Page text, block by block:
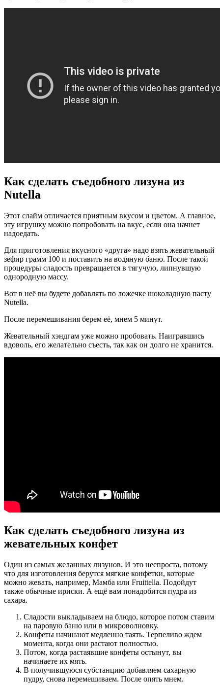
Как сделать съедобного лизуна из
Nutella
Этот слайм отличается приятным вкусом и цветом. А главное,
эту игрушку можно попробовать на вкус, если она начнет
надоедать.
Для приготовления вкусного «друга» надо взять жевательный
зефир грамм 100 и поставить на водяную баню. После такой
процедуры сладость превращается в тягучую, липнувшую
однородную массу.
Вот в неё вы будете добавлять по ложечке шоколадную пасту
Nutella.
После перемешивания берем её, мнем 5 минут.
Жевательный хэндгам уже можно пробовать. Наигравшись
вдоволь, его желательно съесть, так как он долго не хранится.
Как сделать съедобного лизуна из
жевательных конфет
Один из самых желанных лизунов. И это неспроста, потому
что для изготовления берутся мягкие конфетки, которые
можно жевать, например, Мамба или Fruittella. Подойдут
также обычные ириски. А ещё вам понадобится пудра из
сахара.
Сладости выкладываем на блюдо, которое потом ставим
на паровую баню или в микроволновку.
Конфеты начинают медленно таять. Терпеливо ждем
момента, когда они растают полностью.
Потом, когда растаявшие конфеты остынут, вы
начинаете их мять.
В получившуюся субстанцию добавляем сахарную
пудру, снова перемешиваем. После опять мнем.